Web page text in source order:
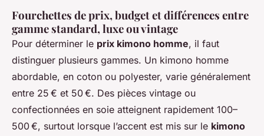
Fourchettes de prix, budget et différences entre
gamme standard, luxe ou vintage
Pour déterminer le prix kimono homme, il faut
distinguer plusieurs gammes. Un kimono homme
abordable, en coton ou polyester, varie généralement
entre 25 € et 50 €. Des pièces vintage ou
confectionnées en soie atteignent rapidement 100–
500 €, surtout lorsque l’accent est mis sur le kimono